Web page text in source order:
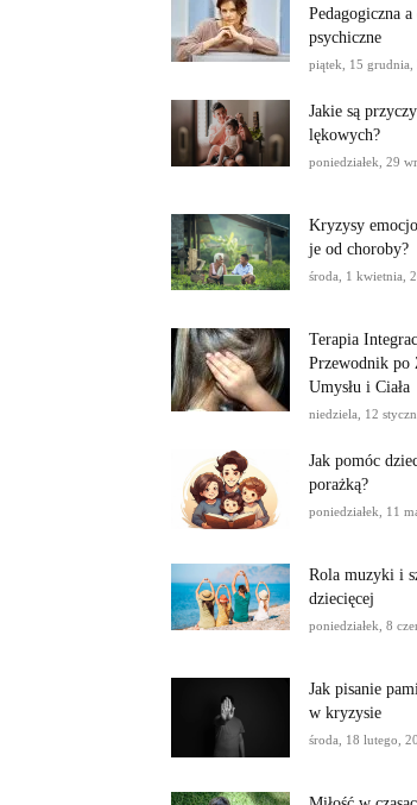
Pedagogiczna
psychiczne
piątek, 15 grudnia,
Jakie są
lękowych?
poniedziałek, 29
Kryzysy
je od choroby?
środa, 1 kwietnia,
Terapia
Przewodnik po
Umysłu i Ciała
niedziela, 12
Jak pomóc
porażką?
poniedziałek, 11
Rola muzyki i
dziecięcej
poniedziałek, 8
Jak pisanie
w kryzysie
środa, 18 lutego,